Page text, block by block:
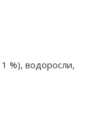
%), водоросли,